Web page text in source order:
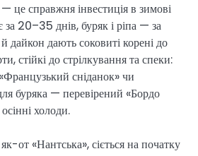
це справжня інвестиція в зимові
за 20–35 днів, буряк і ріпа — за
дайкон дають соковиті корені до
стійкі до стрілкування та спеки:
сніданок» чи
буряка — перевірений «Бордо
холоди.
от «Нантська», сіється на початку